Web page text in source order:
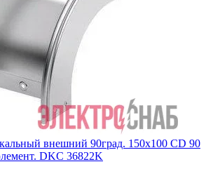
внешний 90град. 150х100 CD 90
DKC 36822K